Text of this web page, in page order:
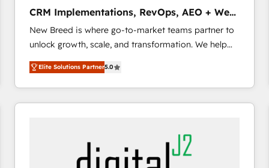
2️⃣ AIエージェント組織構築 営業・マーケティング業務
の一部をAIが自律実行する組織への移行を設計・実装。
Breeze・Claude等をHubSpotと連携させ、役割定義・
運用ルール・成果指標まで含めて設計します。 3️⃣ 全社
DX × AI推進のPMO伴走支援 複数部門をまたぐDX×AI変
革を、構想から実装・定着までPMOとして主導。「設
定の代行ではなく、設計の責任」を引き受け、部門横断
計・構築：リード獲得・CVR・SEOを前提にした情報設
計・導線設計・テンプレート設計をContent Hubで一体
提供。 ▸ 既存CRM・MAからの移行支援：Salesforce・
CRM Implementations, RevOps, AEO + Web,
Demand Gen
New Breed is where go-to-market teams partner to
unlock growth, scale, and transformation. We help
companies activate HubSpot’s AI-powered
customer platform and operationalize HubSpot’s
Loop Marketing framework through expert-led
services, smart agents, and purpose-built apps,
buyer journey for clean data, scalability, & reporting.
🎯Demand Gen & ABM: Drive pipeline with inbound,
Elite Solutions Partner5.0